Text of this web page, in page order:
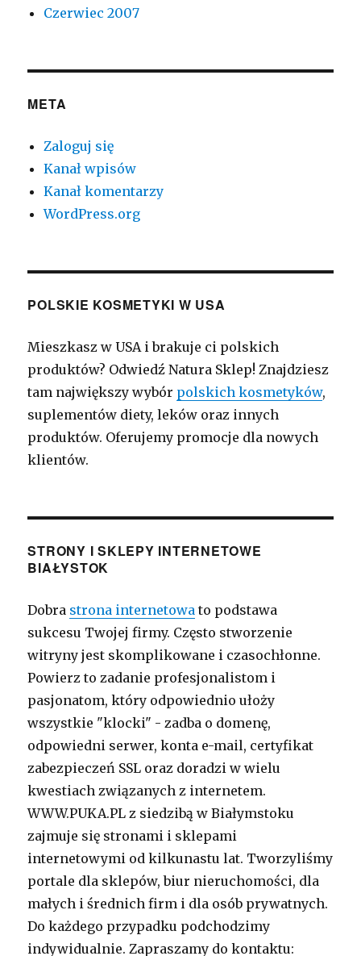
Czerwiec 2007
META
Zaloguj się
Kanał wpisów
Kanał komentarzy
WordPress.org
POLSKIE KOSMETYKI W USA
Mieszkasz w USA i brakuje ci polskich
produktów? Odwiedź Natura Sklep! Znajdziesz
tam największy wybór polskich kosmetyków,
suplementów diety, leków oraz innych
produktów. Oferujemy promocje dla nowych
klientów.
STRONY I SKLEPY INTERNETOWE
BIAŁYSTOK
Dobra strona internetowa to podstawa
sukcesu Twojej firmy. Często stworzenie
witryny jest skomplikowane i czasochłonne.
Powierz to zadanie profesjonalistom i
pasjonatom, który odpowiednio ułoży
wszystkie "klocki" - zadba o domenę,
odpowiedni serwer, konta e-mail, certyfikat
zabezpieczeń SSL oraz doradzi w wielu
kwestiach związanych z internetem.
WWW.PUKA.PL z siedzibą w Białymstoku
zajmuje się stronami i sklepami
internetowymi od kilkunastu lat. Tworzyliśmy
portale dla sklepów, biur nieruchomości, dla
małych i średnich firm i dla osób prywatnych.
Do każdego przypadku podchodzimy
indywidualnie. Zapraszamy do kontaktu: